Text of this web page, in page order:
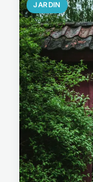
JARDIN